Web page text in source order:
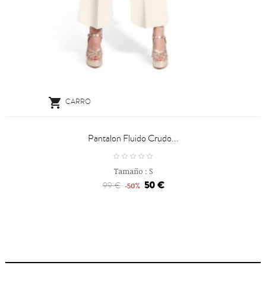
 CARRO
Pantalon Fluido Crudo...
Tamaño : S
99 € -50% 50 €